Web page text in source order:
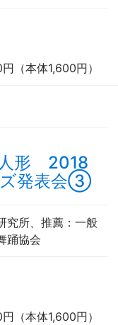
（本体1,600円）
形 2018
ズ発表会③
究所、 推薦 ：一般
踊協会
（本体1,600円）